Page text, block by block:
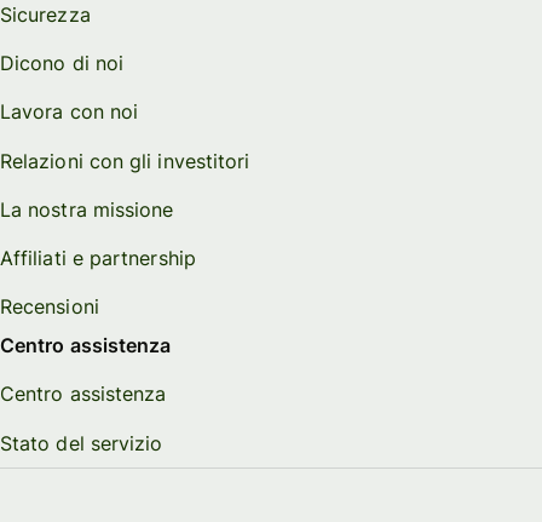
Sicurezza
Dicono di noi
Lavora con noi
Relazioni con gli investitori
La nostra missione
Affiliati e partnership
Recensioni
Centro assistenza
Centro assistenza
Stato del servizio